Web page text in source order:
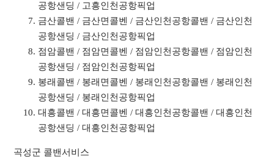
공항샌딩 / 고흥인천공항픽업
금산콜밴 / 금산면콜벤 / 금산인천공항콜밴 / 금산인천
공항샌딩 / 금산인천공항픽업
점암콜밴 / 점암면콜벤 / 점암인천공항콜밴 / 점암인천
공항샌딩 / 점암인천공항픽업
봉래콜밴 / 봉래면콜벤 / 봉래인천공항콜밴 / 봉래인천
공항샌딩 / 봉래인천공항픽업
대흥콜밴 / 대흥면콜벤 / 대흥인천공항콜밴 / 대흥인천
공항샌딩 / 대흥인천공항픽업
곡성군 콜밴서비스